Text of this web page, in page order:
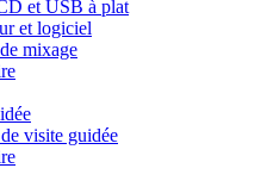
et USB à plat
et logiciel
mixage
visite guidée